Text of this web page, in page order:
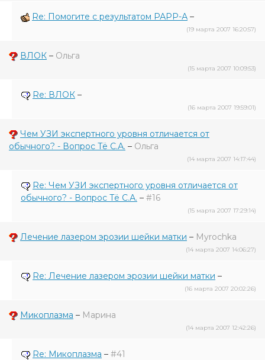
Re: Помогите с результатом РАРР-А –
(19 марта 2007 16:20:57)
ВЛОК – Ольга
(15 марта 2007 10:09:53)
Re: ВЛОК –
(16 марта 2007 19:59:01)
Чем УЗИ экспертного уровня отличается от
обычного? - Вопрос Тё С.А. – Ольга
(14 марта 2007 14:17:44)
Re: Чем УЗИ экспертного уровня отличается от
обычного? - Вопрос Тё С.А. – #16
(15 марта 2007 17:29:14)
Лечение лазером эрозии шейки матки – Myrochka
(14 марта 2007 14:06:27)
Re: Лечение лазером эрозии шейки матки –
(16 марта 2007 20:02:26)
Микоплазма – Марина
(14 марта 2007 12:42:26)
Re: Микоплазма – #41